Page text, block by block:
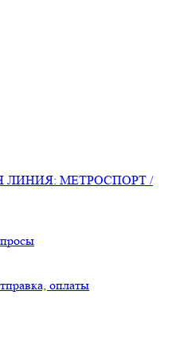
ЛИНИЯ: МЕТРОСПОРТ /
оплаты